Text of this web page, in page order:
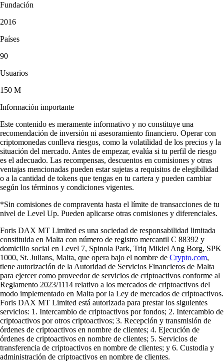
Fundación
2016
Países
90
Usuarios
150 M
Información importante
Este contenido es meramente informativo y no constituye una
recomendación de inversión ni asesoramiento financiero. Operar con
criptomonedas conlleva riesgos, como la volatilidad de los precios y la
situación del mercado. Antes de empezar, evalúa si tu perfil de riesgo
es el adecuado. Las recompensas, descuentos en comisiones y otras
ventajas mencionadas pueden estar sujetas a requisitos de elegibilidad
o a la cantidad de tokens que tengas en tu cartera y pueden cambiar
según los términos y condiciones vigentes.
*Sin comisiones de compraventa hasta el límite de transacciones de tu
nivel de Level Up. Pueden aplicarse otras comisiones y diferenciales.
Foris DAX MT Limited es una sociedad de responsabilidad limitada
constituida en Malta con número de registro mercantil C 88392 y
domicilio social en Level 7, Spinola Park, Triq Mikiel Ang Borg, SPK
1000, St. Julians, Malta, que opera bajo el nombre de Crypto.com,
tiene autorización de la Autoridad de Servicios Financieros de Malta
para ejercer como proveedor de servicios de criptoactivos conforme al
Reglamento 2023/1114 relativo a los mercados de criptoactivos del
modo implementado en Malta por la Ley de mercados de criptoactivos.
Foris DAX MT Limited está autorizada para prestar los siguientes
servicios: 1. Intercambio de criptoactivos por fondos; 2. Intercambio de
criptoactivos por otros criptoactivos; 3. Recepción y transmisión de
órdenes de criptoactivos en nombre de clientes; 4. Ejecución de
órdenes de criptoactivos en nombre de clientes; 5. Servicios de
transferencia de criptoactivos en nombre de clientes; y 6. Custodia y
administración de criptoactivos en nombre de clientes.